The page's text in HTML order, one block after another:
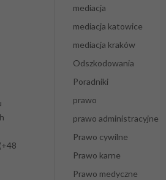
mediacja
mediacja katowice
mediacja kraków
Odszkodowania
Poradniki
prawo
prawo administracyjne
Prawo cywilne
Prawo karne
Prawo medyczne